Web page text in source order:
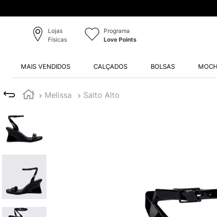
Lojas
Físicas
Programa
Love Points
MAIS VENDIDOS CALÇADOS BOLSAS
Melissa Salto Alto